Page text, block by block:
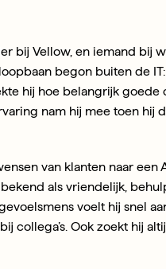
bij Vellow, en iemand bij
begon buiten de
hij hoe belangrijk
nam hij mee toen hij
van klanten naar een
als vriendelijk,
voelt hij snel
collega’s. Ook zoekt hij